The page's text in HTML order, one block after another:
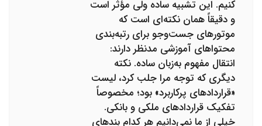
کنیم. این تشبیه ساده ولی مؤثر است
و دقیقاً همان نکته‌ای است که
موتورهای جست‌وجو برای رتبه‌بندی
محتواهای آموزشی مدنظر دارند:
انتقال مفهوم به‌زبان ساده. نکته
دیگری که توجه مرا جلب کرد، لیست
«قراردادهای پرکاربرد» بود؛ مخصوصاً
تفکیک قراردادهای ملکی و بانکی.
خیلی از ما نمی‌دانیم هر کدام بندهای